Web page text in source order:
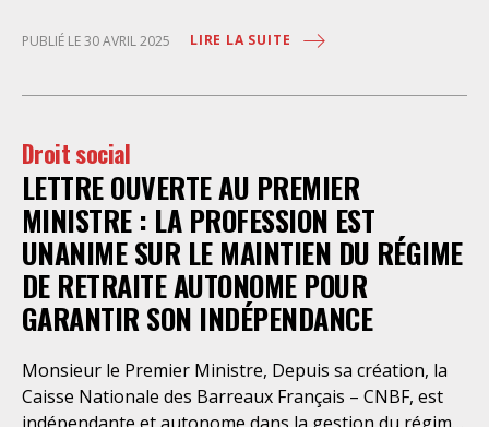
est en outre manifestement incompatible avec
place les avocats titulaires dans une situation de
mai à toutes et tous, soyons nombreuses et
PUBLIÉ LE 30 AVRIL 2025 LIRE LA SUITE
Droit social
LETTRE OUVERTE AU PREMIER
MINISTRE : LA PROFESSION EST
UNANIME SUR LE MAINTIEN DU RÉGIME
DE RETRAITE AUTONOME POUR
GARANTIR SON INDÉPENDANCE
Monsieur le Premier Ministre, Depuis sa création, la
Caisse Nationale des Barreaux Français – CNBF, est